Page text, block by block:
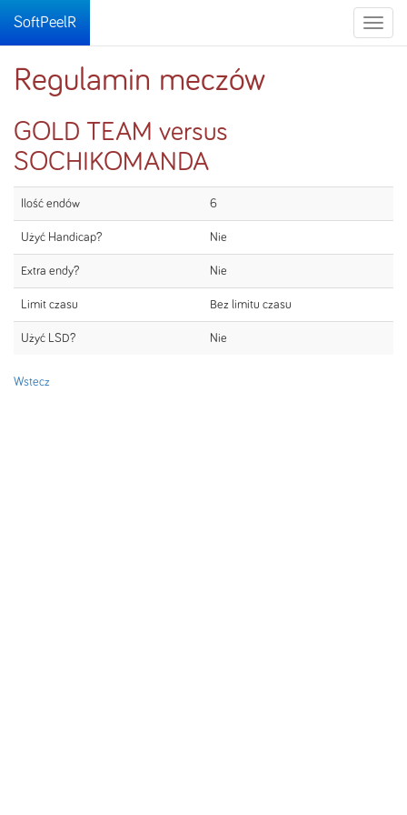
Toggle
SoftPeelR
Regulamin meczów
GOLD TEAM versus
SOCHIKOMANDA
Ilość endów 6
Użyć Handicap? Nie
Extra endy? Nie
Limit czasu Bez limitu czasu
Użyć LSD? Nie
Wstecz